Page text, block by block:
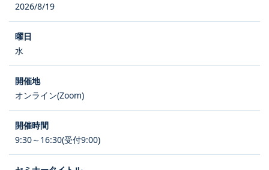
2026/8/19
水
オンライン(Zoom)
9:30～16:30(受付9:00)